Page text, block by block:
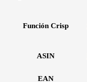
Función Crisp
ASIN
EAN